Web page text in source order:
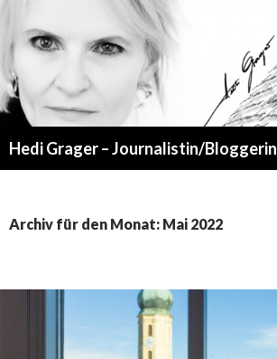
Hedi Grager – Journalistin/Bloggerin
Archiv für den Monat: Mai 2022